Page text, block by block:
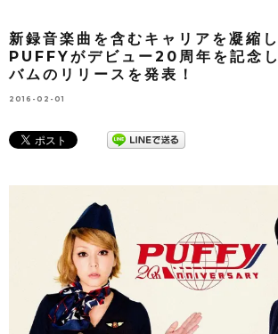
新録音楽曲を含むキャリアを凝縮
PUFFYがデビュー20周年を記念
バムのリリースを発表！
2016-02-01